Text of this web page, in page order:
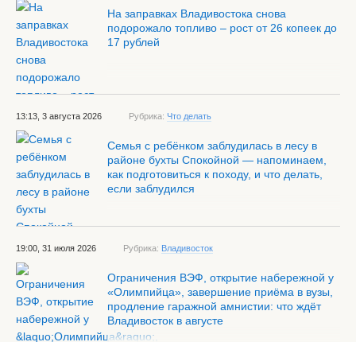
На заправках Владивостока снова
подорожало топливо – рост от 26 копеек до
17 рублей
13:13, 3 августа 2026 Рубрика: Что делать
Семья с ребёнком заблудилась в лесу в
районе бухты Спокойной — напоминаем,
как подготовиться к походу, и что делать,
если заблудился
19:00, 31 июля 2026 Рубрика: Владивосток
Ограничения ВЭФ, открытие набережной у
«Олимпийца», завершение приёма в вузы,
продление гаражной амнистии: что ждёт
Владивосток в августе